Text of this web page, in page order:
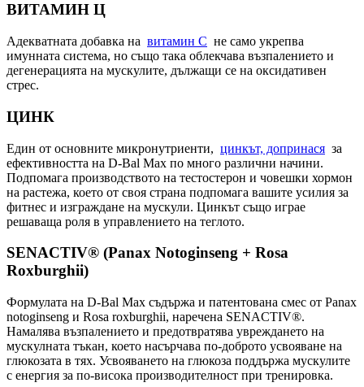
ВИТАМИН Ц
Адекватната добавка на витамин С не само укрепва
имунната система, но също така облекчава възпалението и
дегенерацията на мускулите, дължащи се на оксидативен
стрес.
ЦИНК
Един от основните микронутриенти, цинкът, допринася за
ефективността на D-Bal Max по много различни начини.
Подпомага производството на тестостерон и човешки хормон
на растежа, което от своя страна подпомага вашите усилия за
фитнес и изграждане на мускули. Цинкът също играе
решаваща роля в управлението на теглото.
SENACTIV® (Panax Notoginseng + Rosa
Roxburghii)
Формулата на D-Bal Max съдържа и патентована смес от Panax
notoginseng и Rosa roxburghii, наречена SENACTIV®.
Намалява възпалението и предотвратява увреждането на
мускулната тъкан, което насърчава по-доброто усвояване на
глюкозата в тях. Усвояването на глюкоза поддържа мускулите
с енергия за по-висока производителност при тренировка.